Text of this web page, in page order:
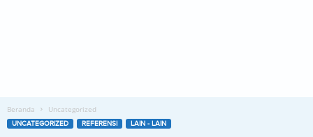
Beranda Uncategorized
UNCATEGORIZED REFERENSI LAIN - LAIN